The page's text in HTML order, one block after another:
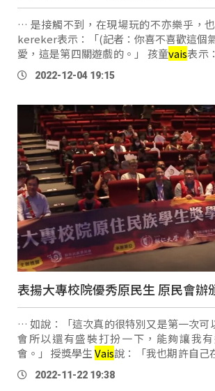
… 是接觸不到，在現場玩的不亦樂乎，也相
kereker表示：「(記者：你喜不喜歡這個
愛，這是第四關遊戲的。」 孩童vais表示
氣球，(記者：好不好玩？)好玩，(記者：
嗎？)不會。」 台東大武托育資源中心，為了落實「兒少為重
2022-12-04 19:15
表揚大專校院優秀原民生 原民會辦
… 如說：「這次真的很特別又是第一次可
會所以還有盛裝打扮一下，能夠讓我
會。」 授獎學生Vais說：「我也期許自己
力，然後如果有機會的話可以回到原鄉，
樣子。」 原民會指出， 今年共 …
2022-11-22 19:38